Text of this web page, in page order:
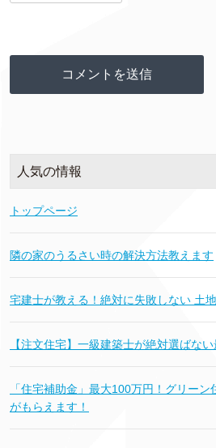
人気の情報
トップページ
隣の家のうるさい時の解決方法教えます
宅建士が教える！絶対に失敗しない 土
【注文住宅】一級建築士が絶対選ばな
「住宅補助金」最大100万円！グリー
がもらえます！